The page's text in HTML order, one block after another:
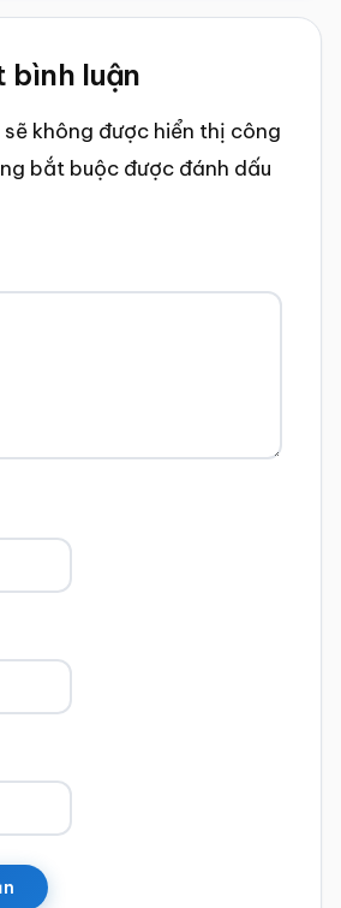
bình luận
không được hiển thị công
bắt buộc được đánh dấu